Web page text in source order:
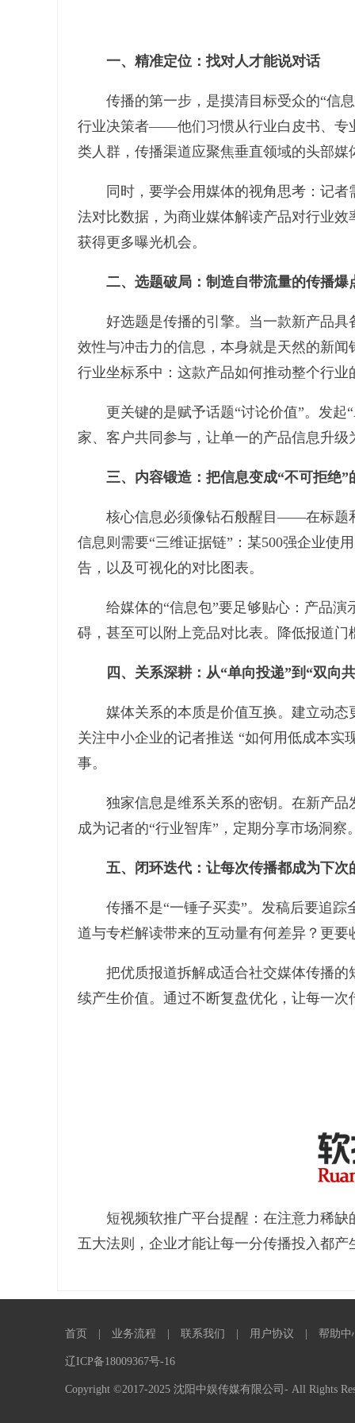
一、精准定位：找对人才能说对话
传播的第一步，是摸清目标受众的“信息
行业决策者——他们习惯从行业白皮书、专
类人群，传播渠道应聚焦垂直领域的头部
同时，要学会用媒体的视角思考：记者
法对比数据，为商业媒体解读产品对行业
获得更多曝光机会。
二、选题破局：制造自带流量的传播爆
好选题是传播的引擎。当一款新产品具
效性与冲击力的信息，本身就是天然的新
行业坐标系中：这款产品如何推动整个行
更关键的是赋予话题“讨论价值”。发起
家、客户共同参与，让单一的产品信息升
三、内容锻造：把信息变成“不可拒绝”
核心信息必须像钻石般醒目——在标题和
信息则需要“三维证据链”：某500强企业使
告，以及可视化的对比图表。
给媒体的“信息包”要足够贴心：产品演
碍，甚至可以附上竞品对比表。降低报道门
四、关系深耕：从“单向投递”到“双向
媒体关系的本质是价值互换。建立动态
关注中小企业的记者推送 “如何用低成本实
事。
独家信息是维系关系的密钥。在新产品
成为记者的“行业智库”，定期分享市场洞
五、闭环迭代：让每次传播都成为下次
传播不是“一锤子买卖”。发稿后要追踪
道与专栏解读带来的互动量有何差异？更
把优质报道拆解成适合社交媒体传播的
续产生价值。通过不断复盘优化，让每一次
短视频软推广平台提醒：在注意力稀缺
五大法则，企业才能让每一分传播投入都
首页 业务流程 联系我们 用户协议 帮助中
辽ICP备18009367号-16
Copyright ©2017-2025 沈阳中娱传媒有限公司- All Rights